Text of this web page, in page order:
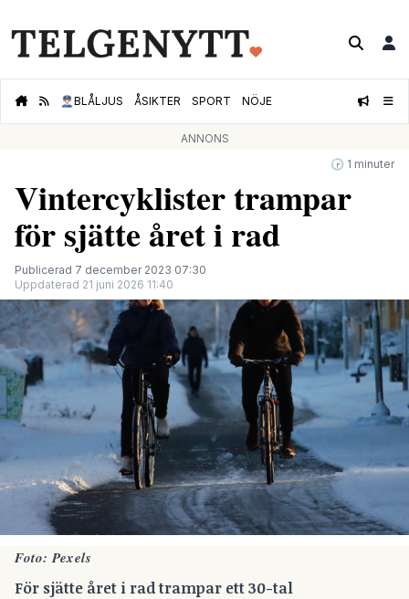
👮🏻‍♂️BLÅLJUS ÅSIKTER SPORT NÖJE
ANNONS
🕝 1 minuter
Vintercyklister trampar
för sjätte året i rad
Publicerad 7 december 2023 07:30
Uppdaterad 21 juni 2026 11:40
Foto: Pexels
För sjätte året i rad trampar ett 30-tal